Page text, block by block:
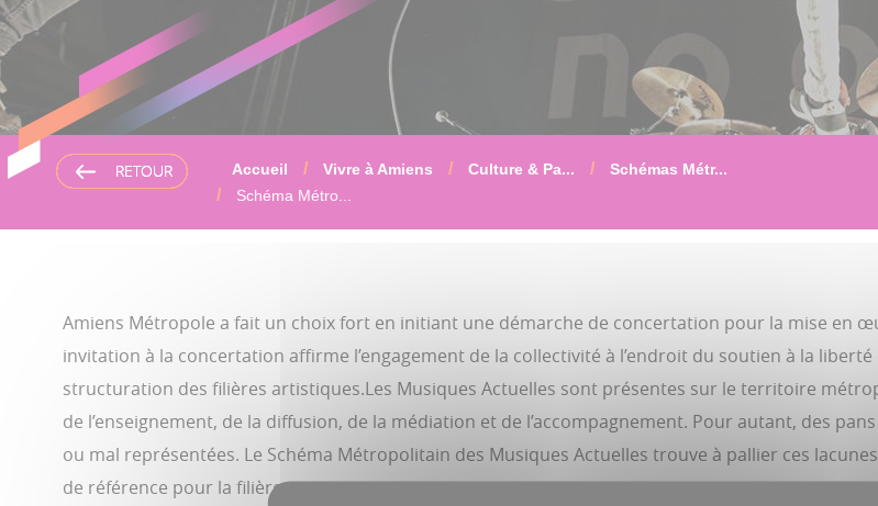
RETOUR
RETOUR
RETOUR Accueil Vivre à Amiens Culture & Pa...
Schémas Métr...
Schéma Métro...
Amiens Métropole a fait un choix fort en initiant une démarche de concertation pour la mise en
invitation à la concertation affirme l’engagement de la collectivité à l’endroit du soutien à la
structuration des filières artistiques.Les Musiques Actuelles sont présentes sur le territoire
de l’enseignement, de la diffusion, de la médiation et de l’accompagnement. Pour autant, des
ou mal représentées. Le Schéma Métropolitain des Musiques Actuelles trouve à pallier ces
de référence pour la filière.